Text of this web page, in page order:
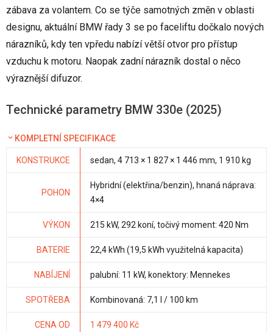
zábava za volantem. Co se týče samotných změn v oblasti
designu, aktuální BMW řady 3 se po faceliftu dočkalo nových
nárazníků, kdy ten vpředu nabízí větší otvor pro přístup
vzduchu k motoru. Naopak zadní nárazník dostal o něco
výraznější difuzor.
Technické parametry BMW 330e (2025)
KOMPLETNÍ SPECIFIKACE
KONSTRUKCE sedan, 4 713 × 1 827 × 1 446 mm, 1 910 kg
POHON
Hybridní (elektřina/benzin), hnaná náprava:
4×4
VÝKON 215 kW, 292 koní, točivý moment: 420 Nm
BATERIE 22,4 kWh (19,5 kWh využitelná kapacita)
NABÍJENÍ palubní: 11 kW, konektory: Mennekes
SPOTŘEBA Kombinovaná: 7,1 l / 100 km
CENA OD 1 479 400 Kč